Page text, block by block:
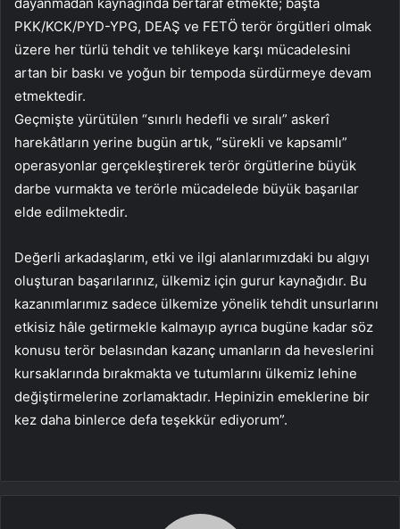
PKK/KCK/PYD-YPG, DEAŞ ve FETÖ terör örgütleri olmak
üzere her türlü tehdit ve tehlikeye karşı mücadelesini
artan bir baskı ve yoğun bir tempoda sürdürmeye devam
etmektedir.
Geçmişte yürütülen “sınırlı hedefli ve sıralı” askerî
harekâtların yerine bugün artık, “sürekli ve kapsamlı”
operasyonlar gerçekleştirerek terör örgütlerine büyük
darbe vurmakta ve terörle mücadelede büyük başarılar
elde edilmektedir.
Değerli arkadaşlarım, etki ve ilgi alanlarımızdaki bu algıyı
oluşturan başarılarınız, ülkemiz için gurur kaynağıdır. Bu
kazanımlarımız sadece ülkemize yönelik tehdit unsurlarını
etkisiz hâle getirmekle kalmayıp ayrıca bugüne kadar söz
konusu terör belasından kazanç umanların da heveslerini
kursaklarında bırakmakta ve tutumlarını ülkemiz lehine
değiştirmelerine zorlamaktadır. Hepinizin emeklerine bir
kez daha binlerce defa teşekkür ediyorum”.